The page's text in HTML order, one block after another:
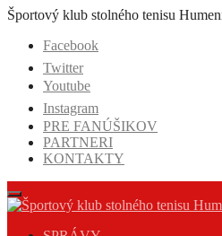
Prejsť
obsah
Športový klub stolného tenisu
Facebook
Twitter
Youtube
Instagram
PRE FANÚŠIKOV
PARTNERI
KONTAKTY